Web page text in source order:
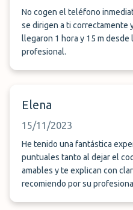
No cogen el teléfono
se dirigen a ti correctamente
llegaron 1 hora y 15 m desde
profesional.
Elena
15/11/2023
He tenido una fantástica
puntuales tanto al dejar el coche como al recogerlo, son
amables y te explican con
recomiendo por su